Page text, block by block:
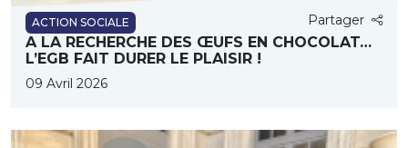
ACTION SOCIALE Partager
A LA RECHERCHE DES ŒUFS EN CHOCOLAT…
L’EGB FAIT DURER LE PLAISIR !
09 Avril 2026